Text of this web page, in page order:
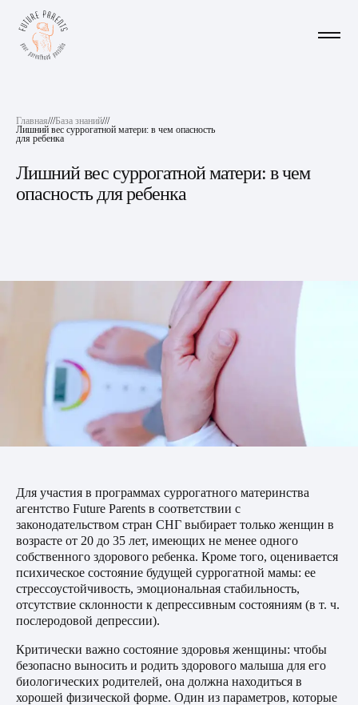
Главная///База знаний///
Лишний вес суррогатной матери: в чем опасность
для ребенка
Лишний вес суррогатной матери: в чем
опасность для ребенка
Для участия в программах суррогатного материнства
агентство Future Parents в соответствии с
законодательством стран СНГ выбирает только женщин в
возрасте от 20 до 35 лет, имеющих не менее одного
собственного здорового ребенка. Кроме того, оценивается
психическое состояние будущей суррогатной мамы: ее
стрессоустойчивость, эмоциональная стабильность,
отсутствие склонности к депрессивным состояниям (в т. ч.
послеродовой депрессии).
Критически важно состояние здоровья женщины: чтобы
безопасно выносить и родить здорового малыша для его
биологических родителей, она должна находиться в
хорошей физической форме. Один из параметров, которые